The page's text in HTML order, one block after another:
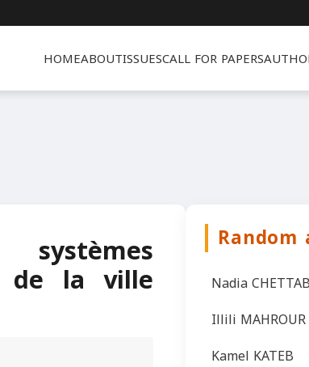
HOMEABOUTISSUESCALL FOR PAPERS
de la ville Nadia
Illili MAHROUR
Kamel KATEB